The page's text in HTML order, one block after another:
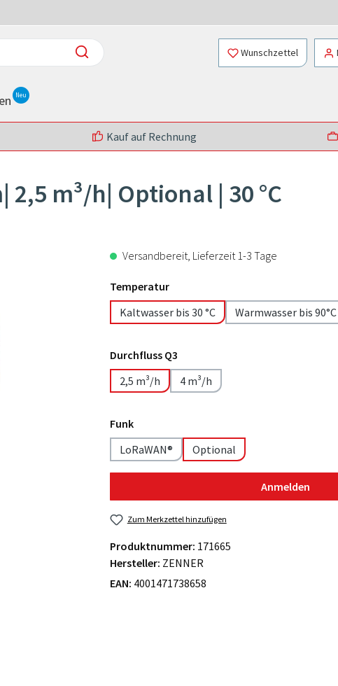
Wunschzettel
Kauf auf Rechnung
m³/h| Optional | 30 °C
Versandbereit, Lieferzeit 1-3 Tage
Temperatur
Kaltwasser bis 30 °C
Warmwasser bis 90°C
Durchfluss Q3
2,5 m³/h
4 m³/h
Funk
LoRaWAN®
Optional
Anmelden
Zum Merkzettel hinzufügen
Produktnummer: 171665
Hersteller: ZENNER
EAN: 4001471738658